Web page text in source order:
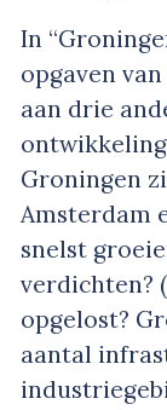
In
opgaven
aan drie
Groningen
Amsterdam
snelst
verdichten?
opgelost?
aantal